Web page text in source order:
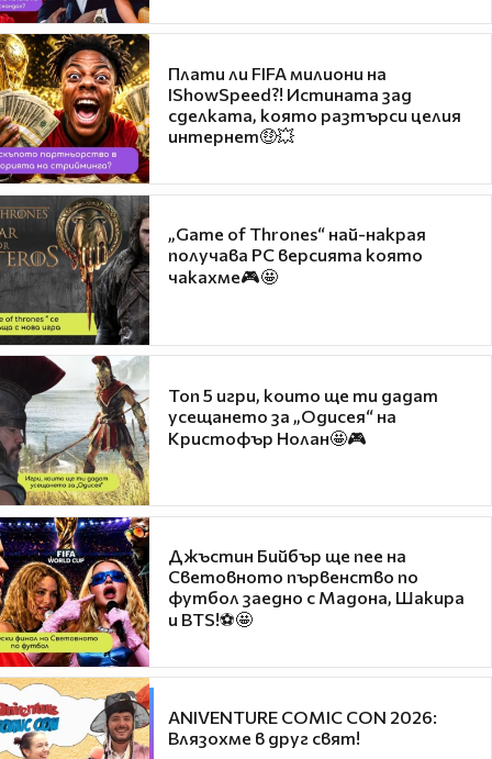
Плати ли FIFA милиони на
IShowSpeed?! Истината зад
сделката, която разтърси целия
интернет🤑💥
„Game of Thrones“ най-накрая
получава PC версията която
чакахме🎮🤩
Топ 5 игри, които ще ти дадат
усещането за „Одисея“ на
Кристофър Нолан🤩🎮
Джъстин Бийбър ще пее на
Световното първенство по
футбол заедно с Мадона, Шакира
и BTS!⚽🤩
ANIVENTURE COMIC CON 2026:
Влязохме в друг свят!